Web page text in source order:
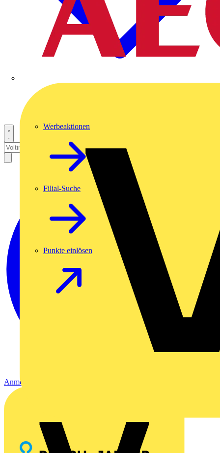
Werbeaktionen
Filial-Suche
Punkte einlösen
Anmelden